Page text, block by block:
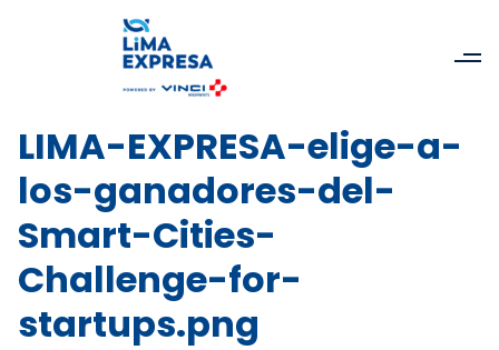
LIMA-EXPRESA-elige-a-
los-ganadores-del-
Smart-Cities-
Challenge-for-
startups.png